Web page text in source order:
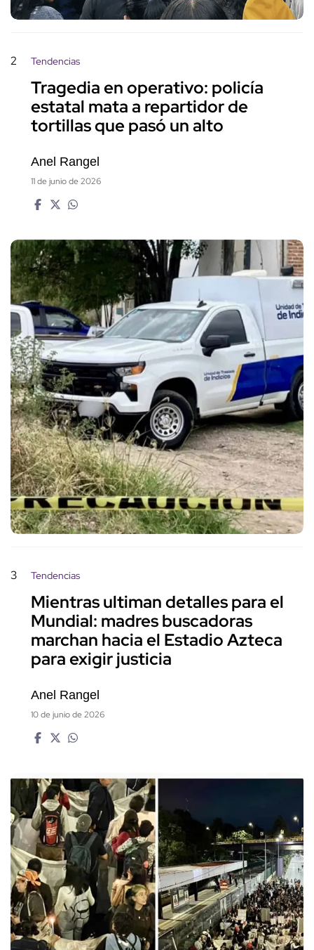
2 Tendencias
Tragedia en operativo: policía
estatal mata a repartidor de
tortillas que pasó un alto
Anel Rangel
11 de junio de 2026
3 Tendencias
Mientras ultiman detalles para el
Mundial: madres buscadoras
marchan hacia el Estadio Azteca
para exigir justicia
Anel Rangel
10 de junio de 2026